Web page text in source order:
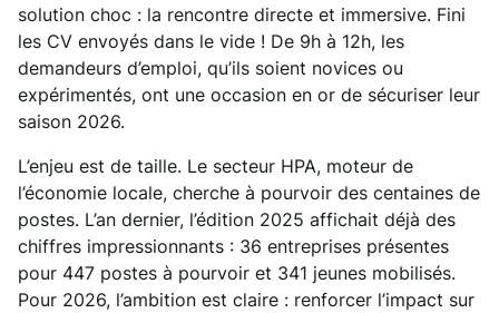
solution choc : la rencontre directe et immersive. Fini
les CV envoyés dans le vide ! De 9h à 12h, les
demandeurs d’emploi, qu’ils soient novices ou
expérimentés, ont une occasion en or de sécuriser leur
saison 2026.
L’enjeu est de taille. Le secteur HPA, moteur de
l’économie locale, cherche à pourvoir des centaines de
postes. L’an dernier, l’édition 2025 affichait déjà des
chiffres impressionnants : 36 entreprises présentes
pour 447 postes à pourvoir et 341 jeunes mobilisés.
Pour 2026, l’ambition est claire : renforcer l’impact sur